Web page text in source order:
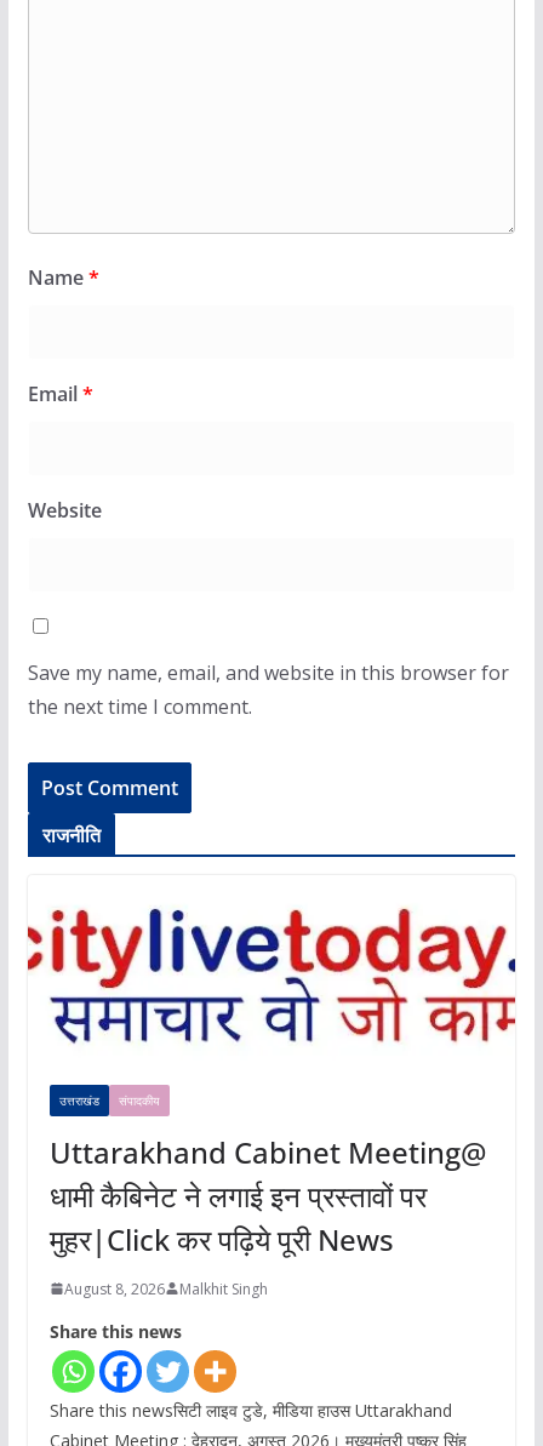
Name*
Email*
Website
Save my name, email, and website in this browser for
the next time I comment.
राजनीति
उत्तराखंड संपादकीय
Uttarakhand Cabinet Meeting@
धामी कैबिनेट ने लगाई इन प्रस्तावों पर
मुहर|Click कर पढ़िये पूरी News
August 8, 2026 Malkhit Singh
Share this news
Share this newsसिटी लाइव टुडे, मीडिया हाउस Uttarakhand
Cabinet Meeting : देहरादून, अगस्त 2026। मुख्यमंत्री पुष्कर सिंह